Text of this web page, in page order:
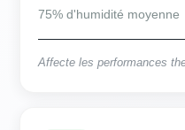
75% d'humidité moyenne
Affecte les performances